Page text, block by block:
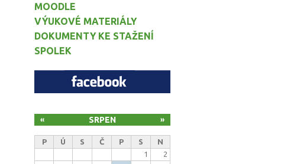
MOODLE
VÝUKOVÉ MATERIÁLY
DOKUMENTY KE STAŽENÍ
SPOLEK
SRPEN
« »
P Ú S Č P S
N
1
2